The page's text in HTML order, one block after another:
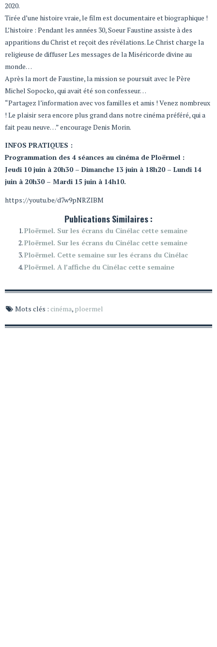
2020.
Tirée d’une histoire vraie, le film est documentaire et biographique !
L’histoire : Pendant les années 30, Soeur Faustine assiste à des
apparitions du Christ et reçoit des révélations. Le Christ charge la
religieuse de diffuser Les messages de la Miséricorde divine au
monde…
Après la mort de Faustine, la mission se poursuit avec le Père
Michel Sopocko, qui avait été son confesseur…
“Partagez l’information avec vos familles et amis ! Venez nombreux
! Le plaisir sera encore plus grand dans notre cinéma préféré, qui a
fait peau neuve…” encourage Denis Morin.
INFOS PRATIQUES :
Programmation des 4 séances au cinéma de Ploërmel :
Jeudi 10 juin à 20h30 – Dimanche 13 juin à 18h20 – Lundi 14
juin à 20h30 – Mardi 15 juin à 14h10.
https://youtu.be/d7w9pNRZIBM
Publications Similaires :
Ploërmel. Sur les écrans du Cinélac cette semaine
Ploërmel. Sur les écrans du Cinélac cette semaine
Ploërmel. Cette semaine sur les écrans du Cinélac
Ploërmel. A l’affiche du Cinélac cette semaine
Mots clés : cinéma, ploermel